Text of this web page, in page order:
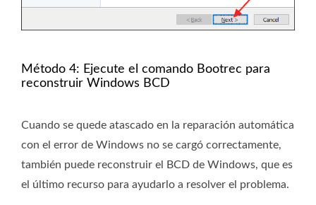
Método 4: Ejecute el comando Bootrec para
reconstruir Windows BCD
Cuando se quede atascado en la reparación automática
con el error de Windows no se cargó correctamente,
también puede reconstruir el BCD de Windows, que es
el último recurso para ayudarlo a resolver el problema.